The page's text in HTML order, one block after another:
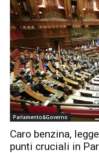
Parlamento&Governo
Caro benzina,
punti cruciali in